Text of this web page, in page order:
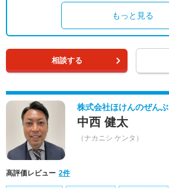
もっと見る
相談する
株式会社ほけんのぜんぶ
中西 健太
（ナカニシ ケンタ）
高評価レビュー 2件